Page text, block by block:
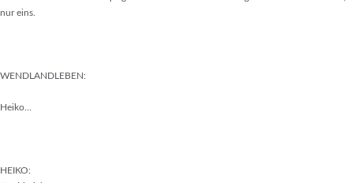
nur eins.
WENDLANDLEBEN:
Heiko…
HEIKO: